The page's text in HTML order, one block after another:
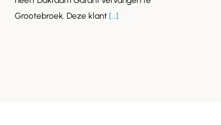
Grootebroek. Deze klant [...]